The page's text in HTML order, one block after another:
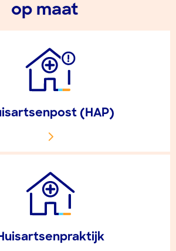
op maat
(HAP)